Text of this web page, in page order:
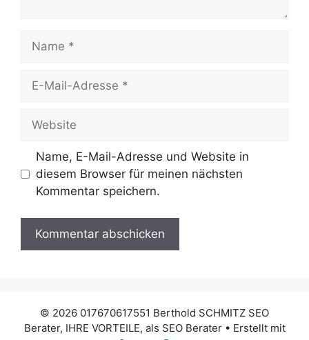
Name
Website
Name, E-Mail-Adresse und Website in
diesem Browser für meinen nächsten
Kommentar speichern.
© 2026 017670617551 Berthold SCHMITZ SEO
Berater, IHRE VORTEILE, als SEO Berater• Erstellt mit